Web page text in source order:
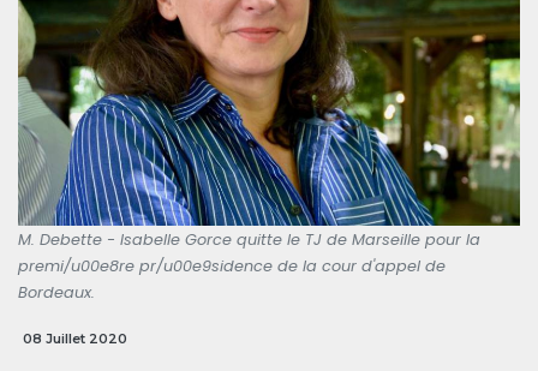
M. Debette - Isabelle Gorce quitte le TJ de Marseille pour la
premi/u00e8re pr/u00e9sidence de la cour d'appel de
Bordeaux.
08 Juillet 2020